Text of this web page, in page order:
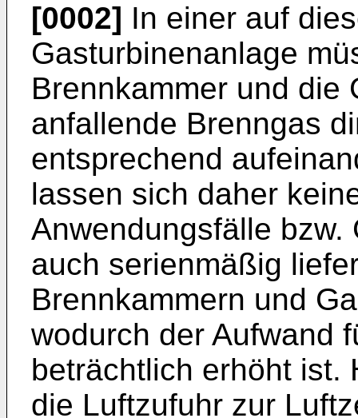
[0002] In einer auf
Gasturbinenanlage
Brennkammer und die
anfallende Brenngas
entsprechend
lassen sich daher
Anwendungsfälle
auch serienmäßig
Brennkammern und
wodurch der Aufwand
beträchtlich erhöht ist.
die Luftzufuhr zur